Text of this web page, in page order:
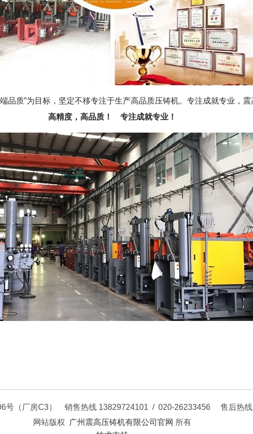
质”为目标，坚定不移专注于生产高品质压铸机。专注成就专业，震
高精度，高品质！ 专注成就专业！
号（厂房C3） 销售热线 13829724101 / 020-26233456 售后热
网站版权
广州震高压铸机有限公司官网 所有